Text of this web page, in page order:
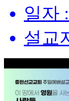
일자
설교